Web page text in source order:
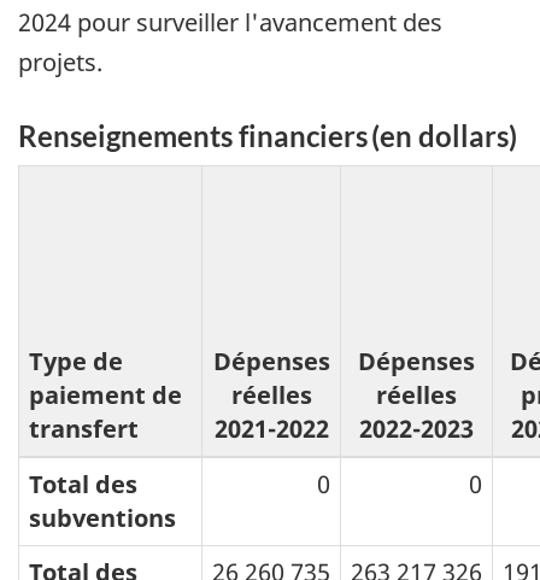
2024 pour surveiller l'avancement des
projets.
Renseignements financiers (en dollars)
Type de
paiement de
transfert
Dépenses
réelles
2021-2022
Dépenses
réelles
2022-2023
Total des
subventions
0 0
Total des 26 260 735 263 217 326